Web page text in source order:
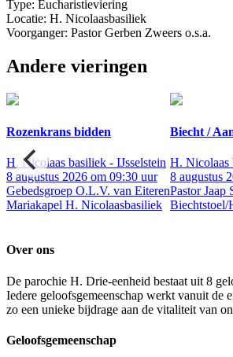
Type: Eucharistieviering
Locatie: H. Nicolaasbasiliek
Voorganger: Pastor Gerben Zweers o.s.a.
Andere vieringen
Rozenkrans bidden
H. Nicolaas basiliek - IJsselstein
8 augustus 2026 om 09:30 uur
Gebedsgroep O.L.V. van Eiteren
Mariakapel H. Nicolaasbasiliek
Biecht /
H. Nicolaas
8 augustus
Pastor Jaap
Biechtstoel/
Over ons
De parochie H. Drie-eenheid bestaat uit 8
Iedere geloofsgemeenschap werkt vanuit de
zo een unieke bijdrage aan de vitaliteit van
Geloofsgemeenschap